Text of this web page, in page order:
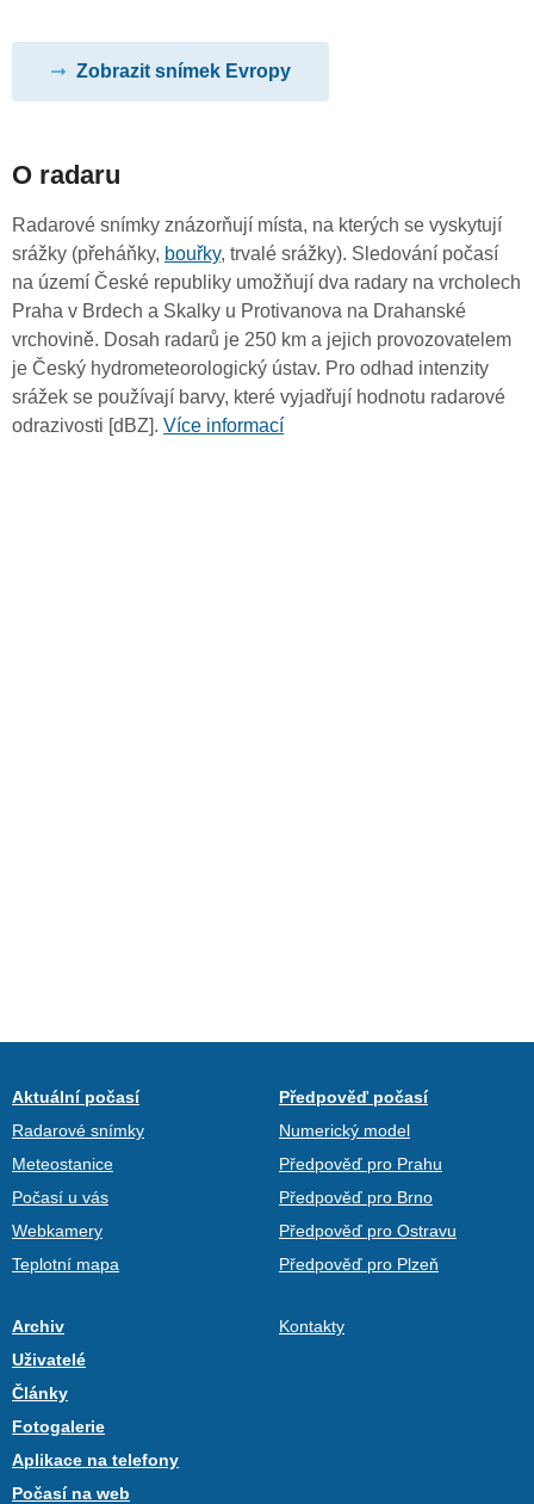
Zobrazit snímek Evropy
O radaru
Radarové snímky znázorňují místa, na kterých se vyskytují
srážky (přeháňky, bouřky, trvalé srážky). Sledování počasí
na území České republiky umožňují dva radary na vrcholech
Praha v Brdech a Skalky u Protivanova na Drahanské
vrchovině. Dosah radarů je 250 km a jejich provozovatelem
je Český hydrometeorologický ústav. Pro odhad intenzity
srážek se používají barvy, které vyjadřují hodnotu radarové
odrazivosti [dBZ]. Více informací
Aktuální počasí
Radarové snímky
Meteostanice
Počasí u vás
Webkamery
Teplotní mapa
Předpověď počasí
Numerický model
Předpověď pro Prahu
Předpověď pro Brno
Předpověď pro Ostravu
Předpověď pro Plzeň
Archiv
Uživatelé
Články
Fotogalerie
Aplikace na telefony
Počasí na web
Kontakty